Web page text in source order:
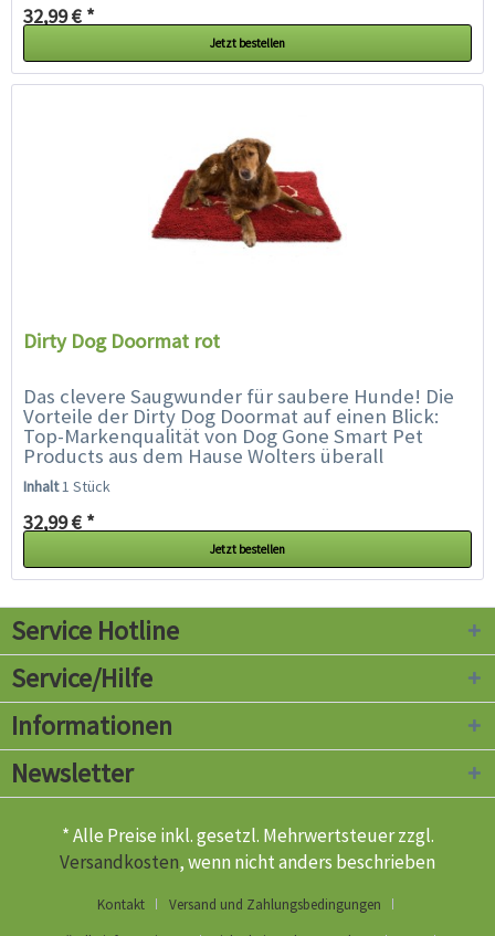
32,99 € *
Jetzt bestellen
Dirty Dog Doormat rot
Das clevere Saugwunder für saubere Hunde! Die
Vorteile der Dirty Dog Doormat auf einen Blick:
Top-Markenqualität von Dog Gone Smart Pet
Products aus dem Hause Wolters überall
einsetztbar: als Fußmatte...
Inhalt1 Stück
32,99 € *
Jetzt bestellen
Service Hotline
Service/Hilfe
Informationen
Newsletter
* Alle Preise inkl. gesetzl. Mehrwertsteuer zzgl.
Versandkosten, wenn nicht anders beschrieben
Kontakt
Versand und Zahlungsbedingungen